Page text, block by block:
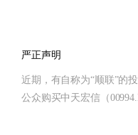
严正声明
近期，有自称为“顺联”的
公众购买中天宏信（